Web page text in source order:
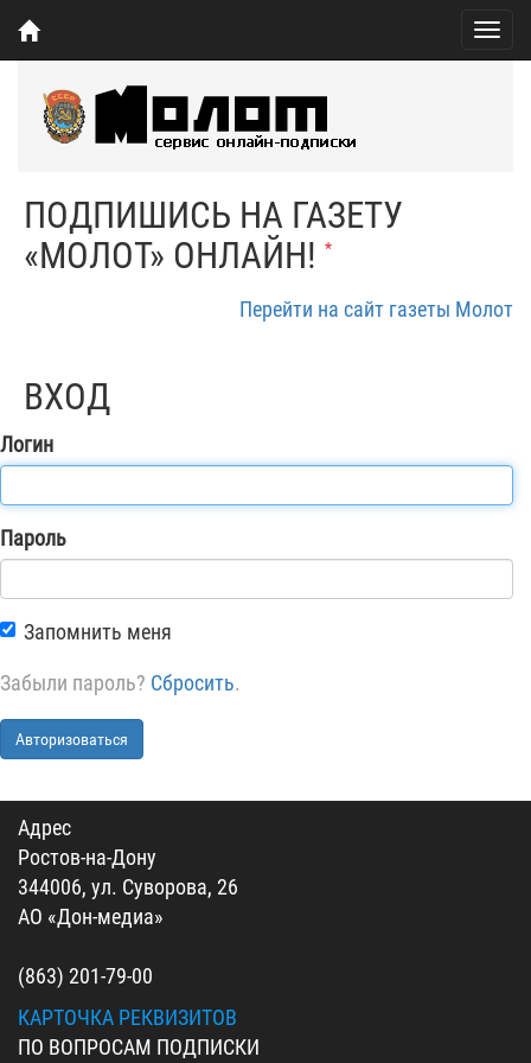
ПОДПИШИСЬ НА ГАЗЕТУ
«МОЛОТ» ОНЛАЙН! *
Перейти на сайт газеты Молот
ВХОД
Логин
Пароль
Запомнить меня
Забыли пароль? Сбросить.
Авторизоваться
Адрес
Ростов-на-Дону
344006, ул. Суворова, 26
АО «Дон-медиа»
(863) 201-79-00
КАРТОЧКА РЕКВИЗИТОВ
ПО ВОПРОСАМ ПОДПИСКИ